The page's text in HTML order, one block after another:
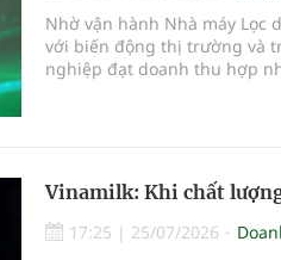
Nhờ vận hành Nhà máy Lọc
với biến động thị trường và
nghiệp đạt doanh thu hợp
Vinamilk: Khi chất
17:25 | 25/07/2026